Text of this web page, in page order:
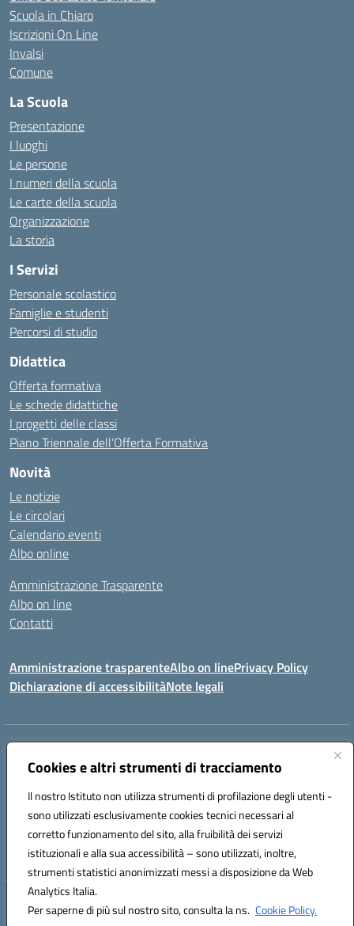
Cookies e altri strumenti di tracciamento
Il nostro Istituto non utilizza strumenti di profilazione degli utenti -
sono utilizzati esclusivamente cookies tecnici necessari al
corretto funzionamento del sito, alla fruibilità dei servizi
istituzionali e alla sua accessibilità – sono utilizzati, inoltre,
strumenti statistici anonimizzati messi a disposizione da Web
Analytics Italia.
Per saperne di più sul nostro sito, consulta la ns. Cookie Policy.
Scuola in Chiaro
Iscrizioni On Line
Invalsi
Comune
La Scuola
Presentazione
I luoghi
Le persone
I numeri della scuola
Le carte della scuola
Organizzazione
La storia
I Servizi
Personale scolastico
Famiglie e studenti
Percorsi di studio
Didattica
Offerta formativa
Le schede didattiche
I progetti delle classi
Piano Triennale dell’Offerta Formativa
Novità
Le notizie
Le circolari
Calendario eventi
Albo online
Amministrazione Trasparente
Albo on line
Contatti
Amministrazione trasparenteAlbo on linePrivacy Policy
Dichiarazione di accessibilitàNote legali
Indirizzo:
Centralino:078170786 Email:caic875002@istruzione.it
Codice fiscale: 90027700922
Codice meccanografico:
CAIC875002
Codice unico di fatturazione (CUF): UFVRG0
Hosting & Powered by 3D Solution S.r.l.
Concept & Design by Designers Italia